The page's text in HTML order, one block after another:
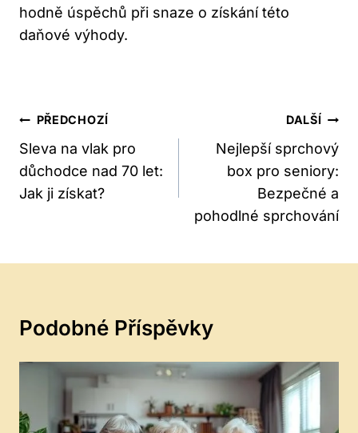
hodně úspěchů při snaze o získání této
daňové výhody.
Navigace
Pro
Příspěvek
PŘEDCHOZÍ
Sleva na vlak pro
důchodce nad 70 let:
Jak ji získat?
DALŠÍ
Nejlepší sprchový
box pro seniory:
Bezpečné a
pohodlné sprchování
Podobné Příspěvky